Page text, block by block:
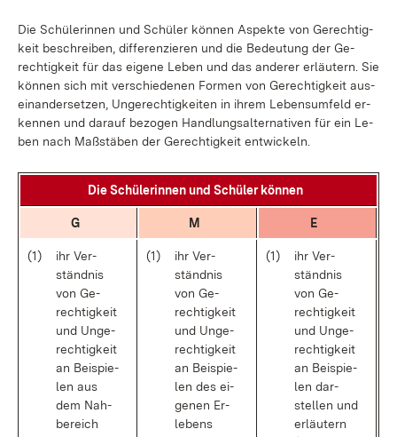
Die Schü­le­rin­nen und Schü­ler kön­nen As­pek­te von Ge­rech­tig­
keit be­schrei­ben, dif­fe­ren­zie­ren und die Be­deu­tung der Ge­
rech­tig­keit für das ei­ge­ne Le­ben und das an­de­rer er­läu­tern. Sie
kön­nen sich mit ver­schie­de­nen For­men von Ge­rech­tig­keit aus­
ein­an­der­set­zen, Un­ge­rech­tig­kei­ten in ih­rem Lebens­um­feld er­
ken­nen und dar­auf be­zo­gen Hand­lungs­al­ter­na­ti­ven für ein Le­
ben nach Maß­stä­ben der Ge­rech­tig­keit ent­wi­ckeln.
Die Schü­le­rin­nen und Schü­ler kön­nen
G M E
(1)
ihr Ver­
ständ­nis
von Ge­
rech­tig­keit
und Un­ge­
rech­tig­keit
an Bei­spie­
len aus
dem Nah­
be­reich
(1)
ihr Ver­
ständ­nis
von Ge­
rech­tig­keit
und Un­ge­
rech­tig­keit
an Bei­spie­
len des ei­
ge­nen Er­
le­bens
(1)
ihr Ver­
ständ­nis
von Ge­
rech­tig­keit
und Un­ge­
rech­tig­keit
an Bei­spie­
len dar­
stel­len und
er­läu­tern